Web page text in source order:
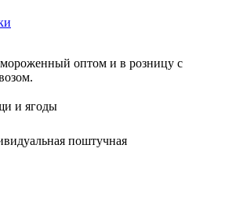
оптом и в розницу с
и ягоды
поштучная